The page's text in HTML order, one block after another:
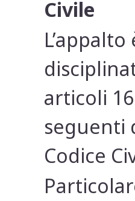
Civile
L’appalto
articoli
seguenti
Codice